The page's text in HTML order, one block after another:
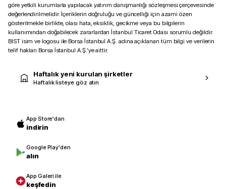
göre yetkili kurumlarla yapılacak yatırım danışmanlığı sözleşmesi çerçevesinde
değerlendirilmelidir. İçeriklerin doğruluğu ve güncelliği için azami özen
gösterilmekle birlikte, olası hata, eksiklik, gecikme veya bu bilgilerin
kullanımından doğabilecek zararlardan İstanbul Ticaret Odası sorumlu değildir.
BIST isim ve logosu ile Borsa İstanbul A.Ş. adına açıklanan tüm bilgi ve verilerin
telif hakları Borsa İstanbul A.Ş.’ye aittir.
Haftalık yeni kurulan şirketler
Haftalık listeye göz atın
App Store'dan
indirin
Google Play'den
alın
App Galeri ile
keşfedin